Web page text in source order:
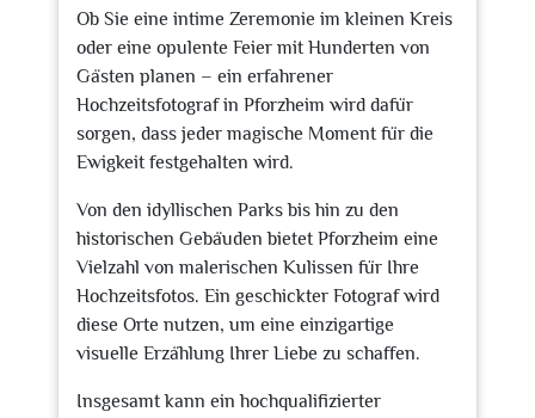
Ob Sie eine intime Zeremonie im kleinen Kreis
oder eine opulente Feier mit Hunderten von
Gästen planen – ein erfahrener
Hochzeitsfotograf in Pforzheim wird dafür
sorgen, dass jeder magische Moment für die
Ewigkeit festgehalten wird.
Von den idyllischen Parks bis hin zu den
historischen Gebäuden bietet Pforzheim eine
Vielzahl von malerischen Kulissen für Ihre
Hochzeitsfotos. Ein geschickter Fotograf wird
diese Orte nutzen, um eine einzigartige
visuelle Erzählung Ihrer Liebe zu schaffen.
Insgesamt kann ein hochqualifizierter